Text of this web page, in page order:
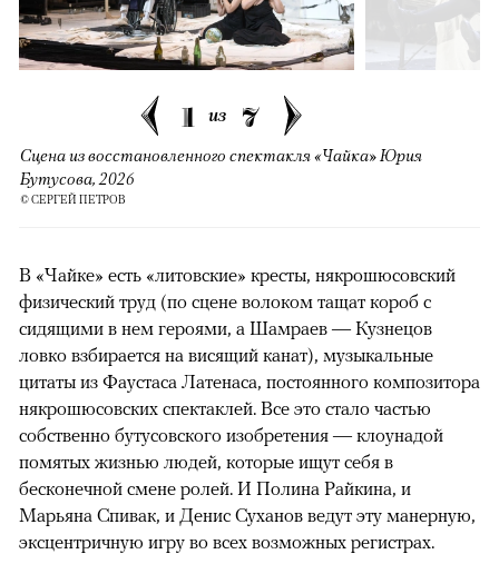
1 из 7
Сцена из восстановленного спектакля «Чайка» Юрия
Бутусова, 2026
© СЕРГЕЙ ПЕТРОВ
В «Чайке» есть «литовские» кресты, някрошюсовский
физический труд (по сцене волоком тащат короб с
сидящими в нем героями, а Шамраев — Кузнецов
ловко взбирается на висящий канат), музыкальные
цитаты из Фаустаса Латенаса, постоянного композитора
някрошюсовских спектаклей. Все это стало частью
собственно бутусовского изобретения — клоунадой
помятых жизнью людей, которые ищут себя в
бесконечной смене ролей. И Полина Райкина, и
Марьяна Спивак, и Денис Суханов ведут эту манерную,
эксцентричную игру во всех возможных регистрах.